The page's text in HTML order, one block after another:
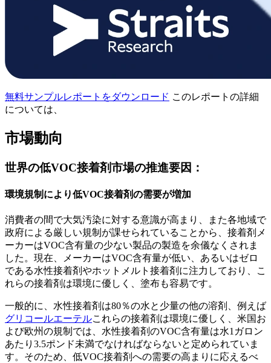
無料サンプルレポートをダウンロード このレポートの詳細
については、
市場動向
世界の低VOC接着剤市場の推進要因：
環境規制により低VOC接着剤の需要が増加
消費者の間で大気汚染に対する意識が高まり、また各地域で
政府による厳しい規制が課せられていることから、接着剤メ
ーカーはVOC含有量の少ない製品の製造を余儀なくされま
した。現在、メーカーはVOC含有量が低い、あるいはゼロ
である水性接着剤やホットメルト接着剤に注力しており、こ
れらの接着剤は環境に優しく、塗布も容易です。
一般的に、水性接着剤は80％の水と少量の他の溶剤、例えば
グリコールエーテルこれらの接着剤は環境に優しく、米国お
よび欧州の規制では、水性接着剤のVOC含有量は水1ガロン
あたり3.5ポンド未満でなければならないと定められていま
す。そのため、低VOC接着剤への需要の高まりに応えるべ